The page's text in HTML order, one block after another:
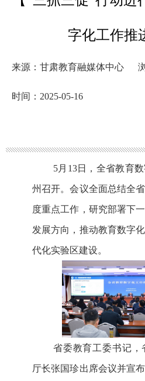
字化工作推
来源：甘肃教育融媒体中心
时间：2025-05-16
5月13日，全省教育
州召开。会议全面总结全
度重点工作，研究部署下
发展方向，推动教育数字
代化实验区建设。
省委教育工委书记，
厅长张国珍出席会议并宣